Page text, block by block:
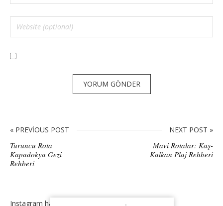
« PREVIOUS POST
Turuncu Rota
Kapadokya Gezi
Rehberi
NEXT POST »
Mavi Rotalar: Kaş-
Kalkan Plaj Rehberi
Instagram has returned invalid data.